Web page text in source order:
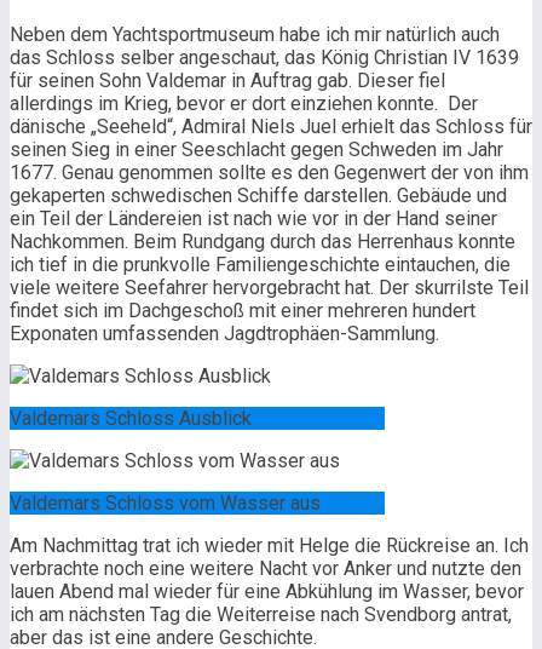
Neben dem Yachtsportmuseum habe ich mir natürlich auch
das Schloss selber angeschaut, das König Christian IV 1639
für seinen Sohn Valdemar in Auftrag gab. Dieser fiel
allerdings im Krieg, bevor er dort einziehen konnte. Der
dänische „Seeheld“, Admiral Niels Juel erhielt das Schloss für
seinen Sieg in einer Seeschlacht gegen Schweden im Jahr
1677. Genau genommen sollte es den Gegenwert der von ihm
gekaperten schwedischen Schiffe darstellen. Gebäude und
ein Teil der Ländereien ist nach wie vor in der Hand seiner
Nachkommen. Beim Rundgang durch das Herrenhaus konnte
ich tief in die prunkvolle Familiengeschichte eintauchen, die
viele weitere Seefahrer hervorgebracht hat. Der skurrilste Teil
findet sich im Dachgeschoß mit einer mehreren hundert
Exponaten umfassenden Jagdtrophäen-Sammlung.
Valdemars Schloss Ausblick
Valdemars Schloss vom Wasser aus
Am Nachmittag trat ich wieder mit Helge die Rückreise an. Ich
verbrachte noch eine weitere Nacht vor Anker und nutzte den
lauen Abend mal wieder für eine Abkühlung im Wasser, bevor
ich am nächsten Tag die Weiterreise nach Svendborg antrat,
aber das ist eine andere Geschichte.